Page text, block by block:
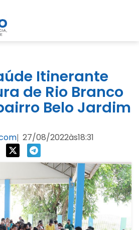
Itinerante
de Rio Branco
Belo Jardim
| 27/08/2022às18:31